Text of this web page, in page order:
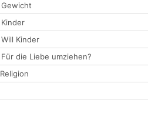
Gewicht
Kinder
Will Kinder
Für die Liebe umziehen?
Religion